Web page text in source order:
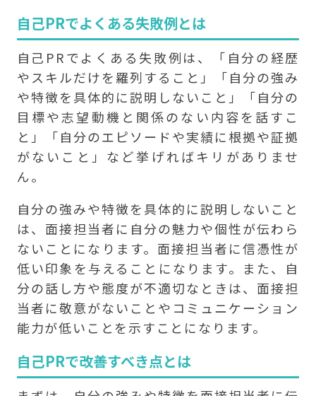
自己PRでよくある失敗例とは
自己PRでよくある失敗例は、「自分の経歴
やスキルだけを羅列すること」「自分の強み
や特徴を具体的に説明しないこと」「自分の
目標や志望動機と関係のない内容を話すこ
と」「自分のエピソードや実績に根拠や証拠
がないこと」など挙げればキリがありませ
ん。
自分の強みや特徴を具体的に説明しないこと
は、面接担当者に自分の魅力や個性が伝わら
ないことになります。面接担当者に信憑性が
低い印象を与えることになります。また、自
分の話し方や態度が不適切なときは、面接担
当者に敬意がないことやコミュニケーション
能力が低いことを示すことになります。
自己PRで改善すべき点とは